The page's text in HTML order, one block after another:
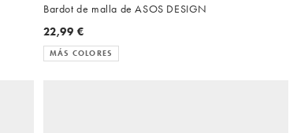
Bardot de malla de ASOS DESIGN
22,99 €
MÁS COLORES